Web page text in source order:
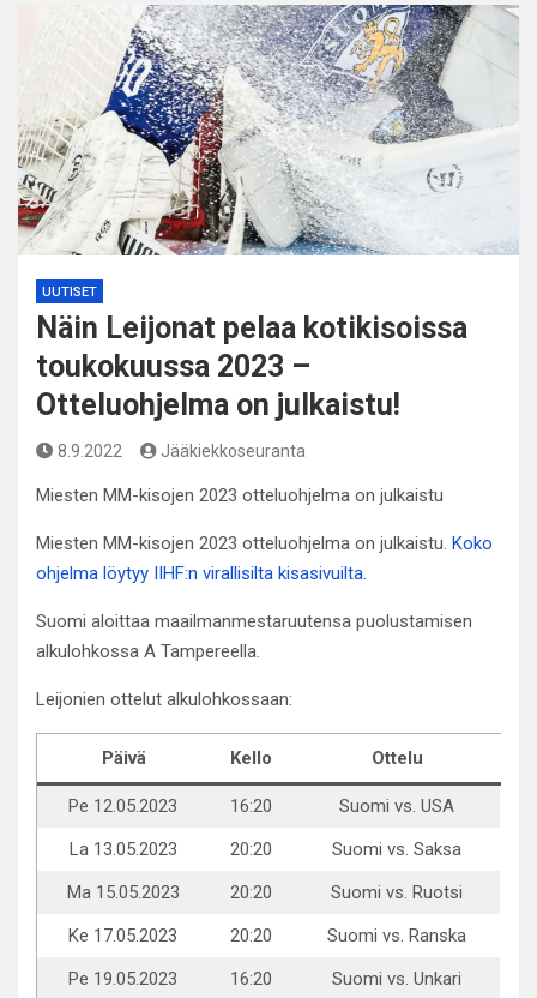
UUTISET
Näin Leijonat pelaa kotikisoissa
toukokuussa 2023 –
Otteluohjelma on julkaistu!
8.9.2022 Jääkiekkoseuranta
Miesten MM-kisojen 2023 otteluohjelma on julkaistu
Miesten MM-kisojen 2023 otteluohjelma on julkaistu. Koko
ohjelma löytyy IIHF:n virallisilta kisasivuilta.
Suomi aloittaa maailmanmestaruutensa puolustamisen
alkulohkossa A Tampereella.
Leijonien ottelut alkulohkossaan:
Päivä Kello Ottelu
Pe 12.05.2023 16:20
Suomi vs. USA
La 13.05.2023
20:20
Suomi vs. Saksa
Ma 15.05.2023
20:20
Suomi vs. Ruotsi
Ke 17.05.2023
20:20
Suomi vs. Ranska
Pe 19.05.2023
16:20
Suomi vs. Unkari